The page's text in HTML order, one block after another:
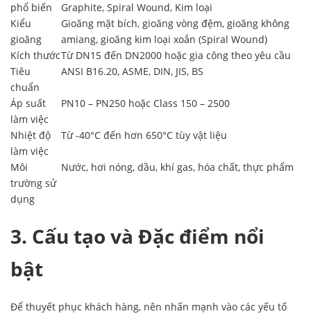
phổ biến
Graphite, Spiral Wound, Kim loại
Kiểu
gioăng
Gioăng mặt bích, gioăng vòng đệm, gioăng không
amiang, gioăng kim loại xoắn (Spiral Wound)
Kích thướcTừ DN15 đến DN2000 hoặc gia công theo yêu cầu
Tiêu
chuẩn
ANSI B16.20, ASME, DIN, JIS, BS
Áp suất
làm việc
PN10 – PN250 hoặc Class 150 – 2500
Nhiệt độ
làm việc
Từ -40°C đến hơn 650°C tùy vật liệu
Môi
trường sử
dụng
Nước, hơi nóng, dầu, khí gas, hóa chất, thực phẩm
3. Cấu tạo và Đặc điểm nổi
bật
Để thuyết phục khách hàng, nên nhấn mạnh vào các yếu tố